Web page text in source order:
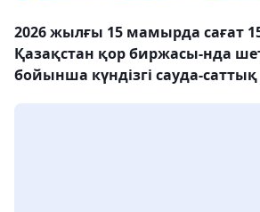
2026 жылғы 15 мамырда сағат
Қазақстан қор биржасы-нда
бойынша күндізгі сауда-